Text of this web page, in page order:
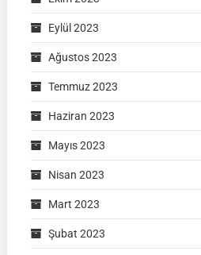
Eylül 2023
Ağustos 2023
Temmuz 2023
Haziran 2023
Mayıs 2023
Nisan 2023
Mart 2023
Şubat 2023